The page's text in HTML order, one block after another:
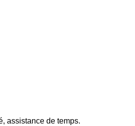
assistance de temps.